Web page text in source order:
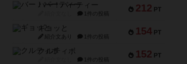
212 PT
バー！パーティー
1件の投稿
154 PT
ギョッと
紹介文あり 1件の投稿
152 PT
クルティボ
1件の投稿